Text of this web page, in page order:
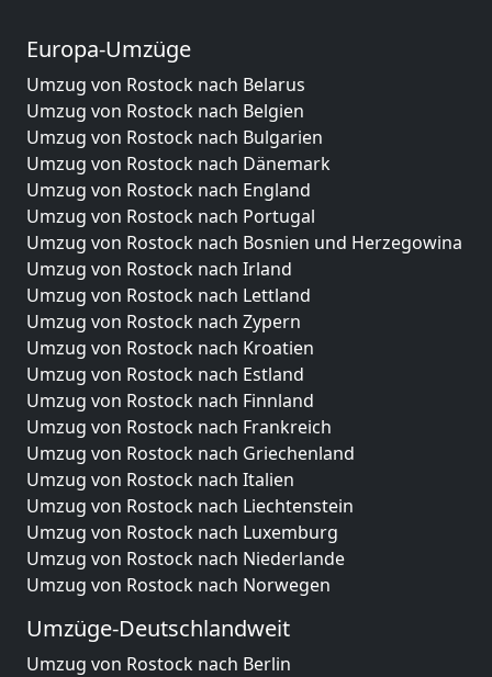
Europa-Umzüge
Umzug von Rostock nach Belarus
Umzug von Rostock nach Belgien
Umzug von Rostock nach Bulgarien
Umzug von Rostock nach Dänemark
Umzug von Rostock nach England
Umzug von Rostock nach Portugal
Umzug von Rostock nach Bosnien und Herzegowina
Umzug von Rostock nach Irland
Umzug von Rostock nach Lettland
Umzug von Rostock nach Zypern
Umzug von Rostock nach Kroatien
Umzug von Rostock nach Estland
Umzug von Rostock nach Finnland
Umzug von Rostock nach Frankreich
Umzug von Rostock nach Griechenland
Umzug von Rostock nach Italien
Umzug von Rostock nach Liechtenstein
Umzug von Rostock nach Luxemburg
Umzug von Rostock nach Niederlande
Umzug von Rostock nach Norwegen
Umzüge-Deutschlandweit
Umzug von Rostock nach Berlin